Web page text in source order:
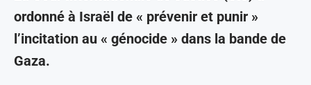
ordonné à Israël de « prévenir et punir »
l’incitation au « génocide » dans la bande de
Gaza.